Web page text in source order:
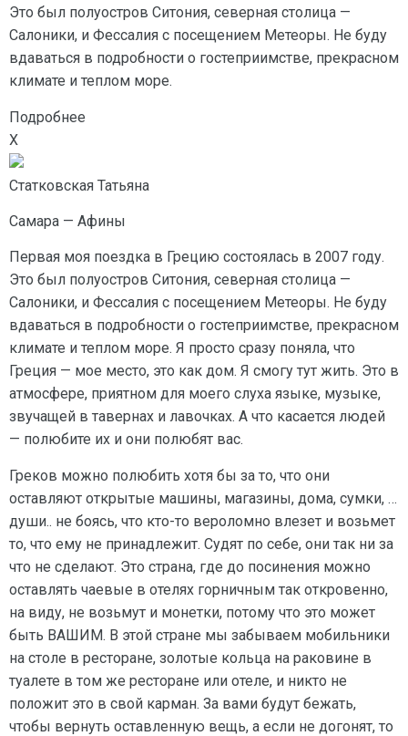
Это был полуостров Ситония, северная столица —
Салоники, и Фессалия с посещением Метеоры. Не буду
вдаваться в подробности о гостеприимстве, прекрасном
климате и теплом море.
Подробнее
X
Статковская Татьяна
Самара — Афины
Первая моя поездка в Грецию состоялась в 2007 году.
Это был полуостров Ситония, северная столица —
Салоники, и Фессалия с посещением Метеоры. Не буду
вдаваться в подробности о гостеприимстве, прекрасном
климате и теплом море. Я просто сразу поняла, что
Греция — мое место, это как дом. Я смогу тут жить. Это в
атмосфере, приятном для моего слуха языке, музыке,
звучащей в тавернах и лавочках. А что касается людей
— полюбите их и они полюбят вас.
Греков можно полюбить хотя бы за то, что они
оставляют открытые машины, магазины, дома, сумки, …
души.. не боясь, что кто-то вероломно влезет и возьмет
то, что ему не принадлежит. Судят по себе, они так ни за
что не сделают. Это страна, где до посинения можно
оставлять чаевые в отелях горничным так откровенно,
на виду, не возьмут и монетки, потому что это может
быть ВАШИМ. В этой стране мы забываем мобильники
на столе в ресторане, золотые кольца на раковине в
туалете в том же ресторане или отеле, и никто не
положит это в свой карман. За вами будут бежать,
чтобы вернуть оставленную вещь, а если не догонят, то